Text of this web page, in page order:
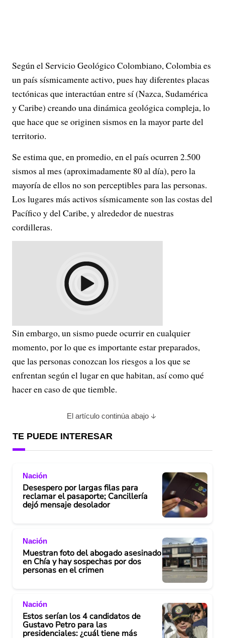
Según el Servicio Geológico Colombiano, Colombia es
un país sísmicamente activo, pues hay diferentes placas
tectónicas que interactúan entre sí (Nazca, Sudamérica
y Caribe) creando una dinámica geológica compleja, lo
que hace que se originen sismos en la mayor parte del
territorio.
Se estima que, en promedio, en el país ocurren 2.500
sismos al mes (aproximadamente 80 al día), pero la
mayoría de ellos no son perceptibles para las personas.
Los lugares más activos sísmicamente son las costas del
Pacífico y del Caribe, y alrededor de nuestras
cordilleras.
Sin embargo, un sismo puede ocurrir en cualquier
momento, por lo que es importante estar preparados,
que las personas conozcan los riesgos a los que se
enfrentan según el lugar en que habitan, así como qué
hacer en caso de que tiemble.
El artículo continúa abajo
TE PUEDE INTERESAR
Nación
Desespero por largas filas para
reclamar el pasaporte; Cancillería
dejó mensaje desolador
Nación
Muestran foto del abogado asesinado
en Chía y hay sospechas por dos
personas en el crimen
Nación
Estos serían los 4 candidatos de
Gustavo Petro para las
presidenciales: ¿cuál tiene más